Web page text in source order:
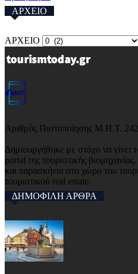
ΑΡΧΕΙΟ
ΑΡΧΕΙΟ
Αριθμός Πιστοποίησης Μ.Η.Τ.
Δημιουργήθηκε με στόχο να γίνει
portal της τουριστικής
και παρασκήνια στο χώρο του
τουριστικού real estate.
ΔΗΜΟΦΙΛΗ ΑΡΘΡΑ